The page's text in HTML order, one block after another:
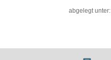
abgelegt unter: